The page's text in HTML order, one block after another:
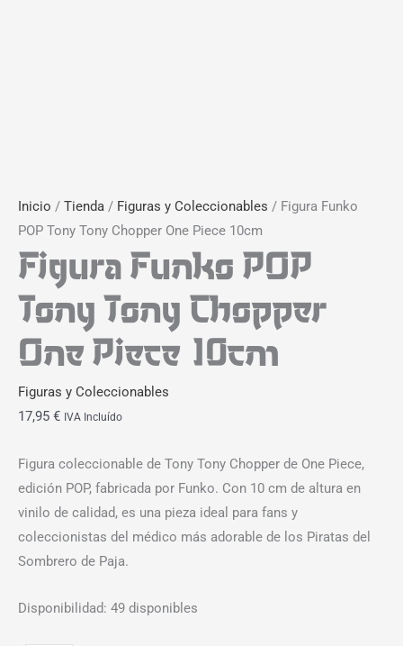
Inicio / Tienda / Figuras y Coleccionables / Figura Funko
POP Tony Tony Chopper One Piece 10cm
Figura Funko POP
Tony Tony Chopper
One Piece 10cm
Figuras y Coleccionables
17,95 € IVA Incluído
Figura coleccionable de Tony Tony Chopper de One Piece,
edición POP, fabricada por Funko. Con 10 cm de altura en
vinilo de calidad, es una pieza ideal para fans y
coleccionistas del médico más adorable de los Piratas del
Sombrero de Paja.
Disponibilidad: 49 disponibles